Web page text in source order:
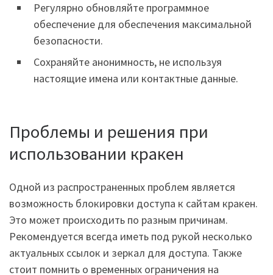
Регулярно обновляйте программное
обеспечение для обеспечения максимальной
безопасности.
Сохраняйте анонимность, не используя
настоящие имена или контактные данные.
Проблемы и решения при
использовании кракен
Одной из распространенных проблем является
возможность блокировки доступа к сайтам кракен.
Это может происходить по разным причинам.
Рекомендуется всегда иметь под рукой несколько
актуальных ссылок и зеркал для доступа. Также
стоит помнить о временных ограничения на